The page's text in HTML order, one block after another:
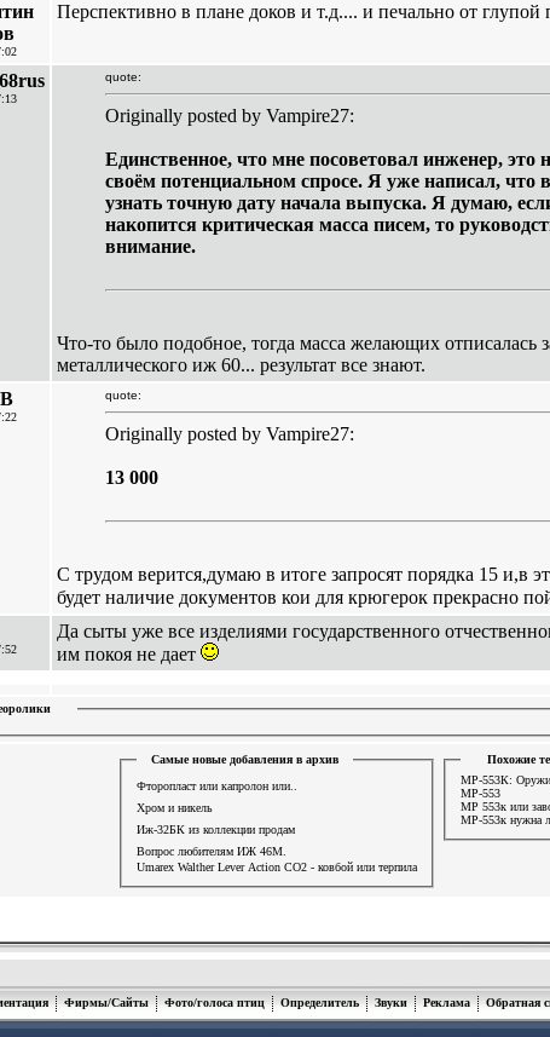
Перспективно в плане доков и т.д.... и печально от глупой
quote:
Originally posted by Vampire27:
Единственное, что мне посоветовал инженер, это
своём потенциальном спросе. Я уже написал, что
узнать точную дату начала выпуска. Я думаю,
накопится критическая масса писем, то
внимание.
Что-то было подобное, тогда масса желающих отписалась
металлического иж 60... результат все знают.
quote:
Originally posted by Vampire27:
13 000
С трудом верится,думаю в итоге запросят порядка 15 и,в
будет наличие документов кои для крюгерок прекрасно
Да сыты уже все изделиями государственного
им покоя не дает
Самые новые добавления в архив
Фторопласт или капролон или..
Хром и никель
Иж-32БК из коллекции продам
Вопрос любителям ИЖ 46М.
Umarex Walther Lever Action СО2 - ковбой или терпила
Похожие
МР-553К:
МР-553
МР 553к или
МР-553к нужна
Фирмы/Сайты Фото/голоса птиц Определитель Звуки Реклама Обратная